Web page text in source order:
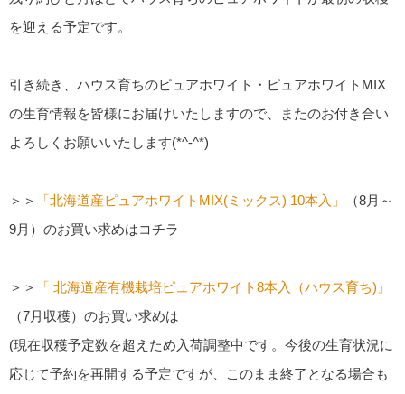
を迎える予定です。
引き続き、ハウス育ちのピュアホワイト・ピュアホワイトMIX
の生育情報を皆様にお届けいたしますので、またのお付き合い
よろしくお願いいたします(*^-^*)
＞＞ 「北海道産ピュアホワイトMIX(ミックス) 10本入」
（8月～
9月）のお買い求めはコチラ
＞＞
「 北海道産有機栽培ピュアホワイト8本入（ハウス育ち)」
（7月収穫）のお買い求めは
(現在収穫予定数を超えため入荷調整中です。今後の生育状況に
応じて予約を再開する予定ですが、このまま終了となる場合も